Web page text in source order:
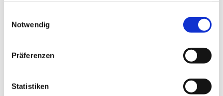
Notwendig
Präferenzen
Statistiken